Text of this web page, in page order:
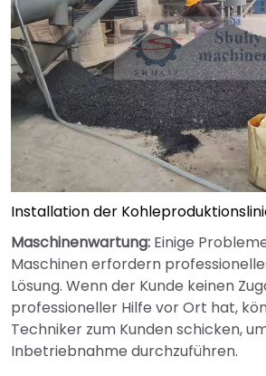
Installation der
Maschinenwartung: Einige
Maschinen erfordern
Lösung. Wenn der Kunde keinen
professioneller Hilfe vor Ort hat,
Techniker zum Kunden schicken,
Inbetriebnahme durchzuführen.